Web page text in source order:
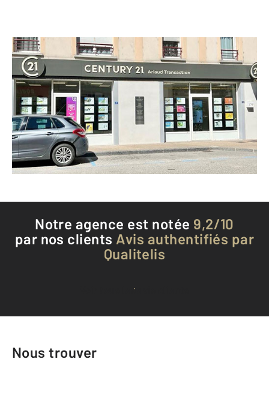
CENTURY 21 Arlaud Transaction
22 rue Gambetta
LES ABRETS - 38490
Envoyer un message
Téléphoner à l'agence
Notre agence est notée 9,2/10
par nos clients Avis authentifiés par
Qualitelis
Voir tous les avis clients
Nous trouver